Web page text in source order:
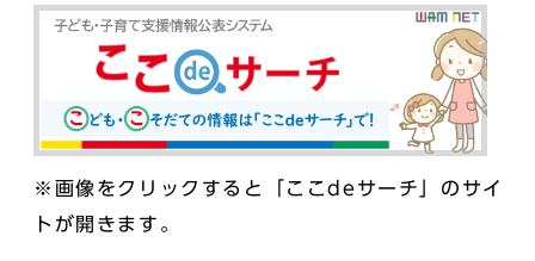
※画像をクリックすると「ここdeサーチ」のサイ
トが開きます。